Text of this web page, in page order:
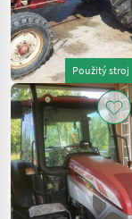
X5.085
X6.414
P6-
Drive
CX
75
L
MC
130
X6.135
Xtrashift
Použitý stroj